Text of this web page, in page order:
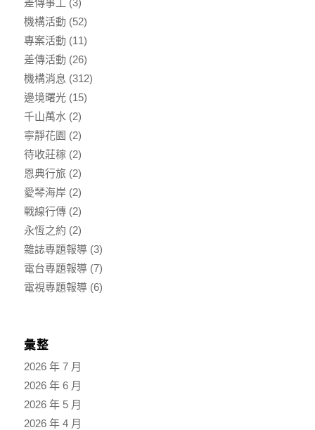
機構活動 (52)
專案活動 (11)
差傳活動 (26)
機構消息 (312)
邊境曙光(15)
千山萬水 (2)
寧靜花園 (2)
待收莊稼 (2)
恩典行旅(2)
愛琴海岸(2)
戰線行傳(2)
永恆之約 (2)
雜誌專題報導(3)
電台專題報導(7)
電視專題報導(6)
彙整
2026 年 7 月
2026 年 6 月
2026 年 5 月
2026 年 4 月